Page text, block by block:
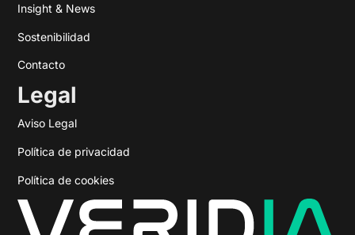
Insight & News
Sostenibilidad
Contacto
Legal
Aviso Legal
Política de privacidad
Política de cookies